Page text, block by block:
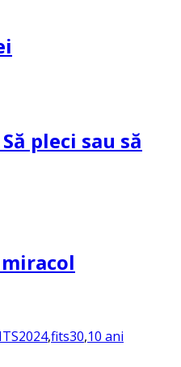
pleci sau să
,fits30,10 ani